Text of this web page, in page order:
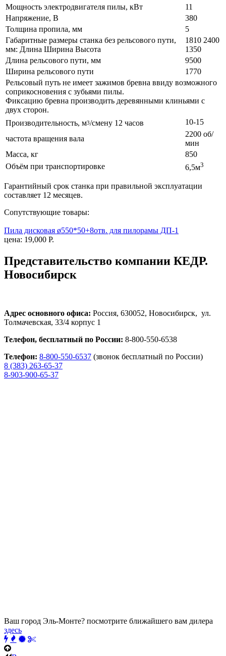
Мощность электродвигателя пилы, кВт
11
Напряжение, В
380
Толщина пропила, мм
5
Габаритные размеры станка без рельсового пути,
мм: Длина Ширина Высота
1810 2400
1350
Длина рельсового пути, мм
9500
Ширина рельсового пути
1770
Рельсовый путь не имеет зажимов бревна ввиду возможного
соприкосновения с зубьями пилы.
Фиксацию бревна производить деревянными клиньями с
двух сторон.
Производительность, м3/смену 12 часов
10-15
частота вращения вала
2200 об/
мин
Масса, кг
850
Объём при транспортировке
6,5м3
Гарантийный срок станка при правильной эксплуатации
составляет 12 месяцев.
Сопутствующие товары:
Пила дисковая ø550*50+8отв. для пилорамы ДП-1
цена: 19,000 Р.
Представительство компании КЕДР.
Новосибирск
Адрес основного офиса: Россия, 630052, Новосибирск, ул.
Толмачевская, 33/4 корпус 1
Телефон, бесплатный по России: 8-800-550-6538
Телефон: 8-800-550-6537 (звонок бесплатный по России)
8 (383) 263-65-37
8-903-900-65-37
Ваш город Эль-Монте? посмотрите ближайшего вам дилера
здесь